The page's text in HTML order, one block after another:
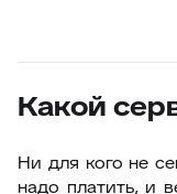
Какой
Ни для кого не
надо платить, и